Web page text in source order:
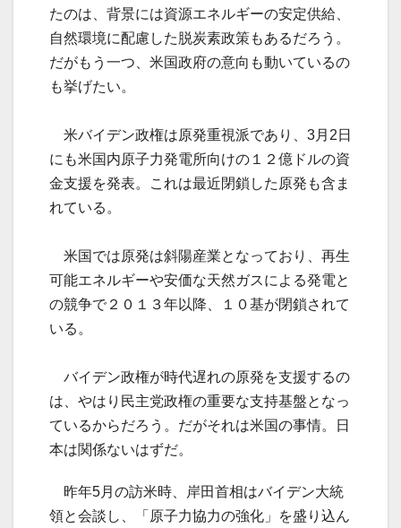
たのは、背景には資源エネルギーの安定供給、
自然環境に配慮した脱炭素政策もあるだろう。
だがもう一つ、米国政府の意向も動いているの
も挙げたい。
米バイデン政権は原発重視派であり、3月2日
にも米国内原子力発電所向けの１２億ドルの資
金支援を発表。これは最近閉鎖した原発も含ま
れている。
米国では原発は斜陽産業となっており、再生
可能エネルギーや安価な天然ガスによる発電と
の競争で２０１３年以降、１０基が閉鎖されて
いる。
バイデン政権が時代遅れの原発を支援するの
は、やはり民主党政権の重要な支持基盤となっ
ているからだろう。だがそれは米国の事情。日
本は関係ないはずだ。
昨年5月の訪米時、岸田首相はバイデン大統
領と会談し、「原子力協力の強化」を盛り込ん